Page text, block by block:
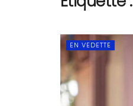
EN VEDETTE